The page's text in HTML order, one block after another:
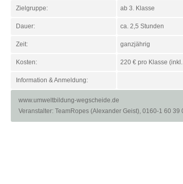
Zielgruppe: ab 3. Klasse
Dauer: ca. 2,5 Stunden
Zeit: ganzjährig
Kosten: 220 € pro Klasse
Information & Anmeldung:
www.umweltbildung-wegscheide.de
Veranstalter: TeamRopes (Alexander Geist), 0160-1 60